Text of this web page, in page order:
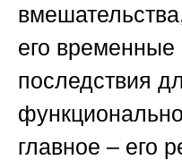
его
последствия
главное – его